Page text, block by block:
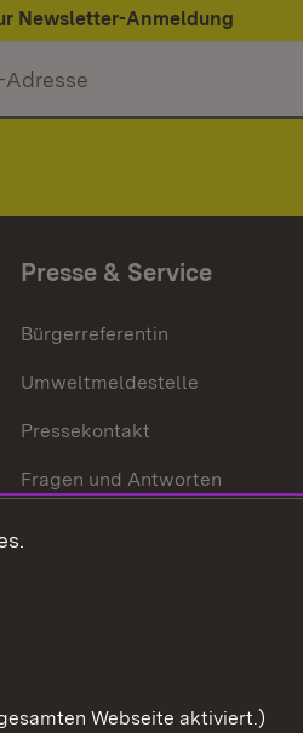
Newsletter-Anmeldung
Presse & Service
Bürgerreferentin
Umweltmeldestelle
Pressekontakt
Fragen und Antworten
Webseite aktiviert.)